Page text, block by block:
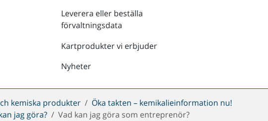
Leverera eller beställa
förvaltningsdata
Kartprodukter vi erbjuder
Nyheter
kemiska produkter
Öka takten – kemikalieinformation nu!
jag göra? Vad kan jag göra som entreprenör?